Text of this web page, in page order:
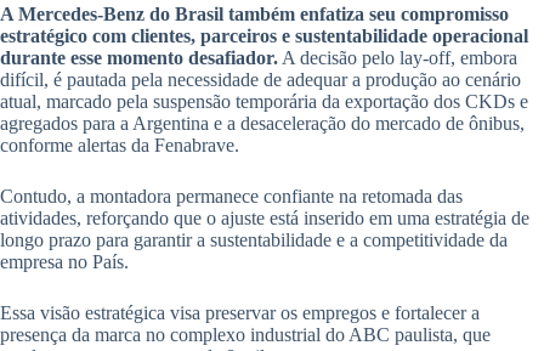
A Mercedes-Benz do Brasil também enfatiza seu compromisso
estratégico com clientes, parceiros e sustentabilidade operacional
durante esse momento desafiador. A decisão pelo lay-off, embora
difícil, é pautada pela necessidade de adequar a produção ao cenário
atual, marcado pela suspensão temporária da exportação dos CKDs e
agregados para a Argentina e a desaceleração do mercado de ônibus,
conforme alertas da Fenabrave.
Contudo, a montadora permanece confiante na retomada das
atividades, reforçando que o ajuste está inserido em uma estratégia de
longo prazo para garantir a sustentabilidade e a competitividade da
empresa no País.
Essa visão estratégica visa preservar os empregos e fortalecer a
presença da marca no complexo industrial do ABC paulista, que